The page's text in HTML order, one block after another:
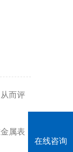
而评
属表
在线咨询